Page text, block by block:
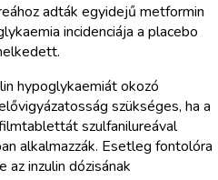
adták egyidejű metformin
incidenciája a placebo
hypoglykaemiát okozó
szükséges, ha a
szulfanilureával
alkalmazzák. Esetleg fontolóra
az inzulin dózisának